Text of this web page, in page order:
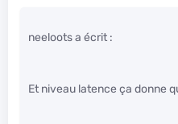
neeloots a écrit :
Et niveau latence ça donne